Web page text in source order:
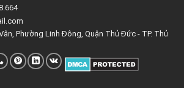
Phường Linh Đông, Quận Thủ Đức - TP. Thủ